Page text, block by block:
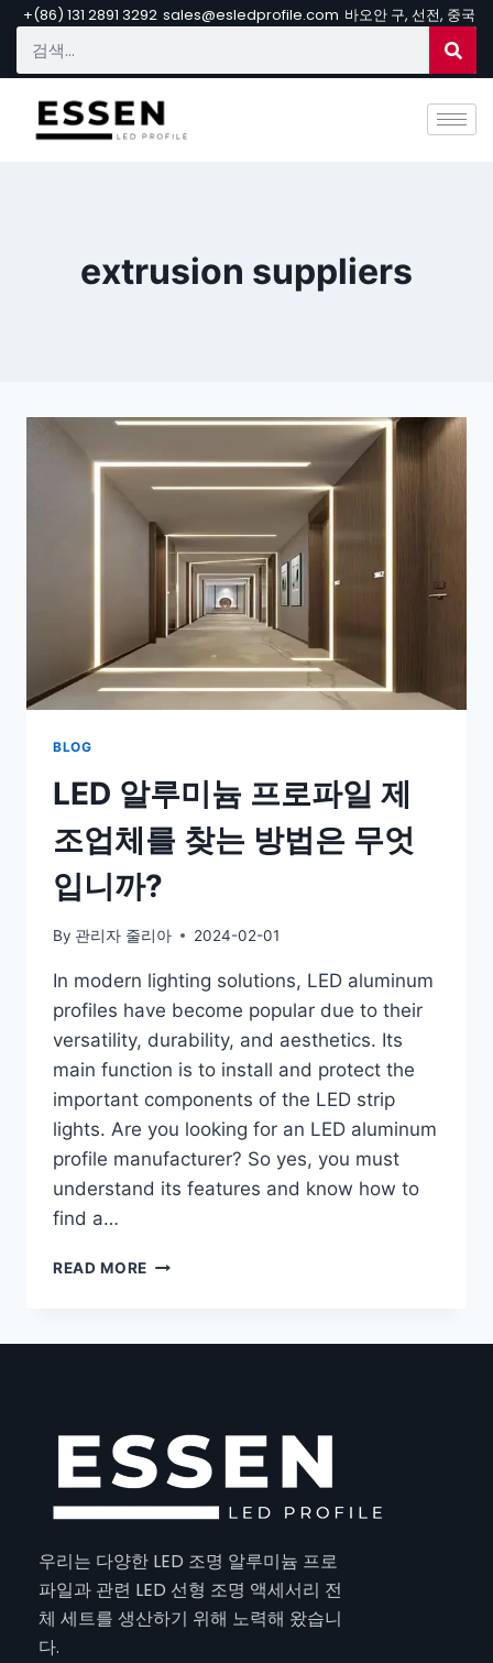
+(86) 131 2891 3292 sales@esledprofile.com 바오안 구, 선전, 중국
extrusion suppliers
BLOG
LED 알루미늄 프로파일 제
조업체를 찾는 방법은 무엇
입니까?
By 관리자 줄리아 2024-02-01
In modern lighting solutions, LED aluminum
profiles have become popular due to their
versatility, durability, and aesthetics. Its
main function is to install and protect the
important components of the LED strip
lights. Are you looking for an LED aluminum
profile manufacturer? So yes, you must
understand its features and know how to
find a…
READ MORE
우리는 다양한 LED 조명 알루미늄 프로
파일과 관련 LED 선형 조명 액세서리 전
체 세트를 생산하기 위해 노력해 왔습니
다.